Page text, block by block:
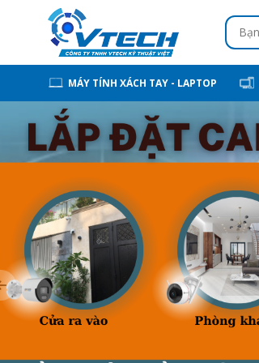
MÁY TÍNH XÁCH TAY - LAPTOP